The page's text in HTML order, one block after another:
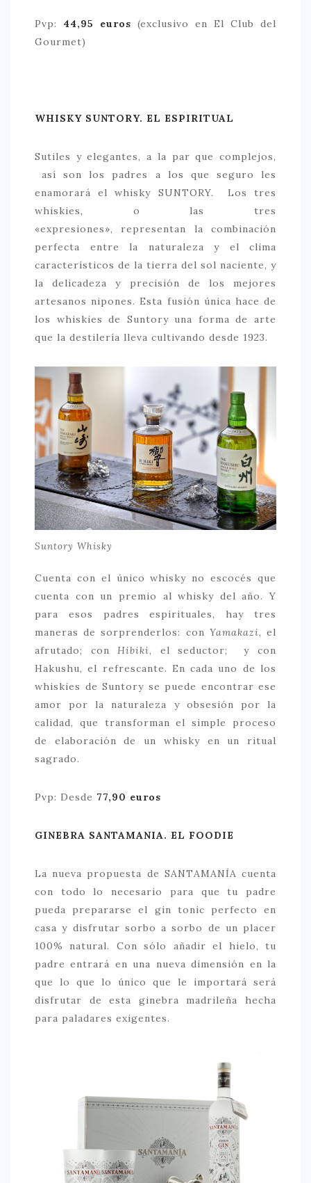
Pvp: 44,95 euros (exclusivo en El Club del
Gourmet)
WHISKY SUNTORY. EL ESPIRITUAL
Sutiles y elegantes, a la par que complejos,
así son los padres a los que seguro les
enamorará el whisky SUNTORY. Los tres
whiskies, o las tres
«expresiones», representan la combinación
perfecta entre la naturaleza y el clima
característicos de la tierra del sol naciente, y
la delicadeza y precisión de los mejores
artesanos nipones. Esta fusión única hace de
los whiskies de Suntory una forma de arte
que la destilería lleva cultivando desde 1923.
Suntory Whisky
Cuenta con el único whisky no escocés que
cuenta con un premio al whisky del año. Y
para esos padres espirituales, hay tres
maneras de sorprenderlos: con Yamakazi, el
afrutado; conHibiki, el seductor; y con
Hakushu, el refrescante. En cada uno de los
whiskies de Suntory se puede encontrar ese
amor por la naturaleza y obsesión por la
calidad, que transforman el simple proceso
de elaboración de un whisky en un ritual
sagrado.
Pvp: Desde 77,90 euros
GINEBRA SANTAMANIA. EL FOODIE
La nueva propuesta de SANTAMANÍA cuenta
con todo lo necesario para que tu padre
pueda prepararse el gin tonic perfecto en
casa y disfrutar sorbo a sorbo de un placer
100% natural. Con sólo añadir el hielo, tu
padre entrará en una nueva dimensión en la
que lo que lo único que le importará será
disfrutar de esta ginebra madrileña hecha
para paladares exigentes.